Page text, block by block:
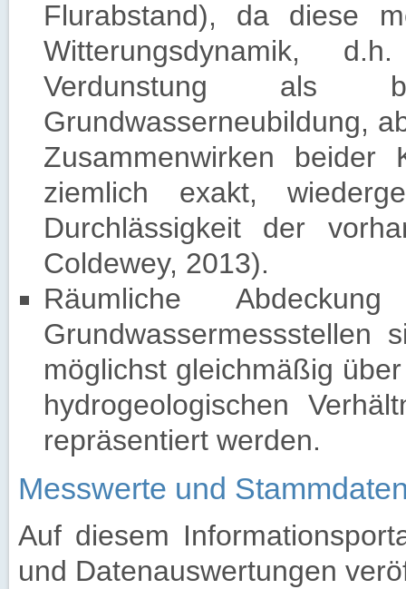
Flurabstand), da diese
Witterungsdynamik,
Verdunstung als
Grundwasserneubildung,
Zusammenwirken beider
ziemlich exakt,
Durchlässigkeit der
Coldewey, 2013).
Räumliche
möglichst gleichmäßig
hydrogeologischen
repräsentiert werden.
Messwerte und
Auf diesem
und Datenauswertungen